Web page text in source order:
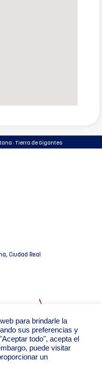
· Tierra de Gigantes
Ciudad Real
Criptana 2022
para brindarle la
sus preferencias y
todo", acepta el
puede visitar
un